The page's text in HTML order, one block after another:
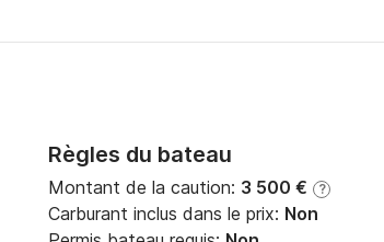
Règles du bateau
Montant de la caution: 3 500 € ?
Carburant inclus dans le prix: Non